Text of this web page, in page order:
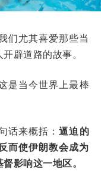
们尤其喜爱那些当
辟道路的故事。
是当今世界上最棒
话来概括：逼迫的
而使伊朗教会成为
影响这一地区。